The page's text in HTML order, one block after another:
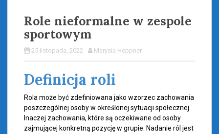
Role nieformalne w zespole
sportowym
25 listopada, 2022 Marysia Heppner
Definicja roli
Rola może być zdefiniowana jako wzorzec zachowania
poszczególnej osoby w określonej sytuacji społecznej.
Inaczej zachowania, które są oczekiwane od osoby
zajmującej konkretną pozycję w grupie. Nadanie ról jest